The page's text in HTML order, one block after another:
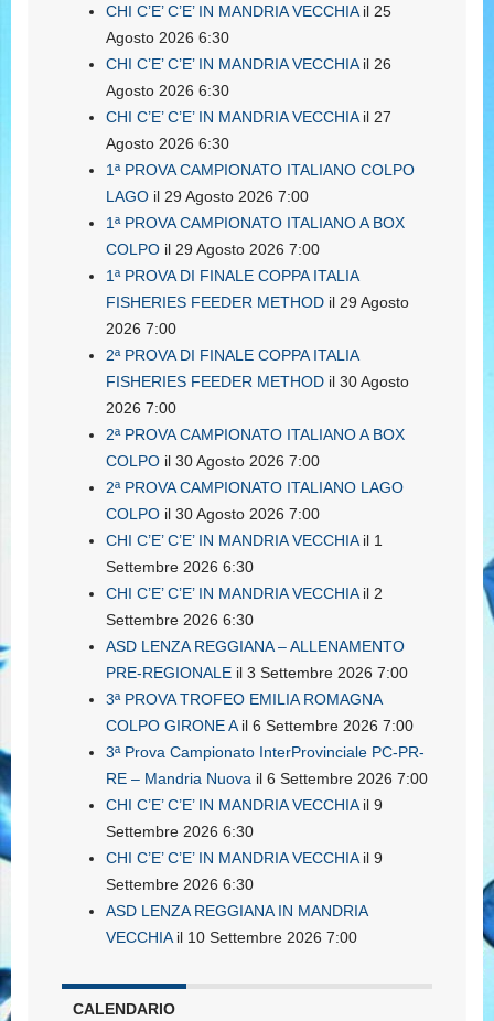
CHI C’E’ C’E’ IN MANDRIA VECCHIAil 25
Agosto 2026 6:30
CHI C’E’ C’E’ IN MANDRIA VECCHIAil 26
Agosto 2026 6:30
CHI C’E’ C’E’ IN MANDRIA VECCHIAil 27
Agosto 2026 6:30
1ª PROVA CAMPIONATO ITALIANO COLPO
LAGO il 29 Agosto 2026 7:00
1ª PROVA CAMPIONATO ITALIANO A BOX
COLPO il 29 Agosto 2026 7:00
1ª PROVA DI FINALE COPPA ITALIA
FISHERIES FEEDER METHOD il 29 Agosto
2026 7:00
2ª PROVA DI FINALE COPPA ITALIA
FISHERIES FEEDER METHOD il 30 Agosto
2026 7:00
2ª PROVA CAMPIONATO ITALIANO A BOX
COLPO il 30 Agosto 2026 7:00
2ª PROVA CAMPIONATO ITALIANO LAGO
COLPO il 30 Agosto 2026 7:00
CHI C’E’ C’E’ IN MANDRIA VECCHIAil 1
Settembre 2026 6:30
CHI C’E’ C’E’ IN MANDRIA VECCHIAil 2
Settembre 2026 6:30
ASD LENZA REGGIANA – ALLENAMENTO
PRE-REGIONALE il 3 Settembre 2026 7:00
3ª PROVA TROFEO EMILIA ROMAGNA
COLPO GIRONE Ail 6 Settembre 2026 7:00
3ª Prova Campionato InterProvinciale PC-PR-
RE – Mandria Nuova il 6 Settembre 2026 7:00
CHI C’E’ C’E’ IN MANDRIA VECCHIAil 9
Settembre 2026 6:30
CHI C’E’ C’E’ IN MANDRIA VECCHIAil 9
Settembre 2026 6:30
ASD LENZA REGGIANA IN MANDRIA
VECCHIAil 10 Settembre 2026 7:00
CALENDARIO